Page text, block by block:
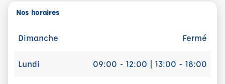
Nos horaires
Dimanche Fermé
Lundi 09:00 - 12:00 | 13:00 - 18:00